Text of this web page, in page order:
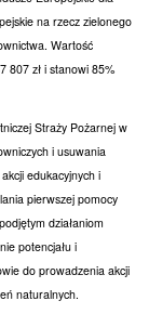
na rzecz zielonego
Wartość
807 zł i stanowi 85%
Straży Pożarnej w
i usuwania
edukacyjnych i
pierwszej pomocy
działaniom
potencjału i
do prowadzenia akcji
naturalnych.